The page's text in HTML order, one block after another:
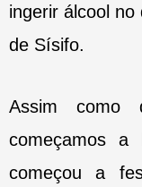
ingerir álcool
de Sísifo.
Assim como
começamos a
começou a